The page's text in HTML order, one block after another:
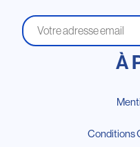
À
Conditions